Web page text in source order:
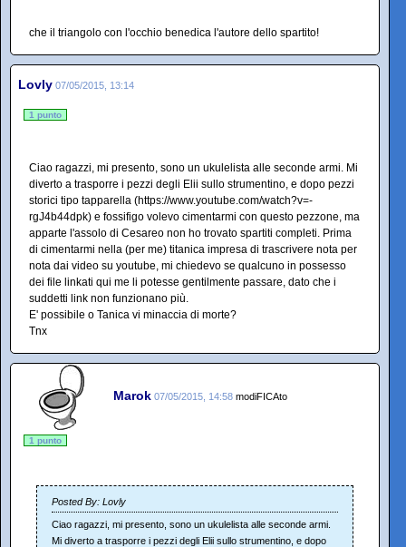
che il triangolo con l'occhio benedica l'autore dello spartito!
Lovly 07/05/2015, 13:14
1 punto
Ciao ragazzi, mi presento, sono un ukulelista alle seconde armi. Mi
diverto a trasporre i pezzi degli Elii sullo strumentino, e dopo pezzi
storici tipo tapparella (https://www.youtube.com/watch?v=-
rgJ4b44dpk) e fossifigo volevo cimentarmi con questo pezzone, ma
apparte l'assolo di Cesareo non ho trovato spartiti completi. Prima
di cimentarmi nella (per me) titanica impresa di trascrivere nota per
nota dai video su youtube, mi chiedevo se qualcuno in possesso
dei file linkati qui me li potesse gentilmente passare, dato che i
suddetti link non funzionano più.
E' possibile o Tanica vi minaccia di morte?
Tnx
Marok 07/05/2015, 14:58 modiFICAto
1 punto
Posted By: Lovly
Ciao ragazzi, mi presento, sono un ukulelista alle seconde armi.
Mi diverto a trasporre i pezzi degli Elii sullo strumentino, e dopo